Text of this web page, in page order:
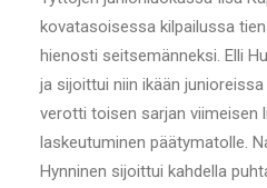
kovatasoisessa kilpailussa
hienosti seitsemänneksi. Elli
ja sijoittui niin ikään
verotti toisen sarjan viimeisen
laskeutuminen päätymatolle.
Hynninen sijoittui kahdella